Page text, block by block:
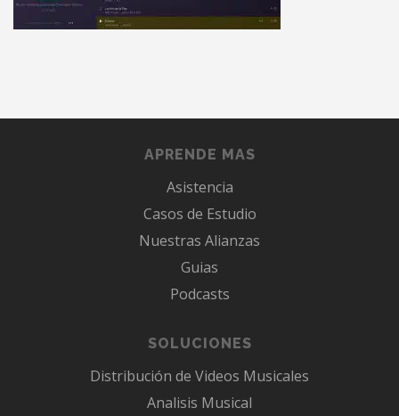
APRENDE MAS
Asistencia
Casos de Estudio
Nuestras Alianzas
Guias
Podcasts
SOLUCIONES
Distribución de Videos Musicales
Analisis Musical